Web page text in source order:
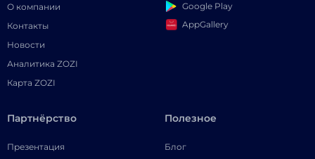
О компании
Контакты
Новости
Аналитика ZOZI
Карта ZOZI
Google Play
AppGallery
Партнёрство
Презентация
Полезное
Блог